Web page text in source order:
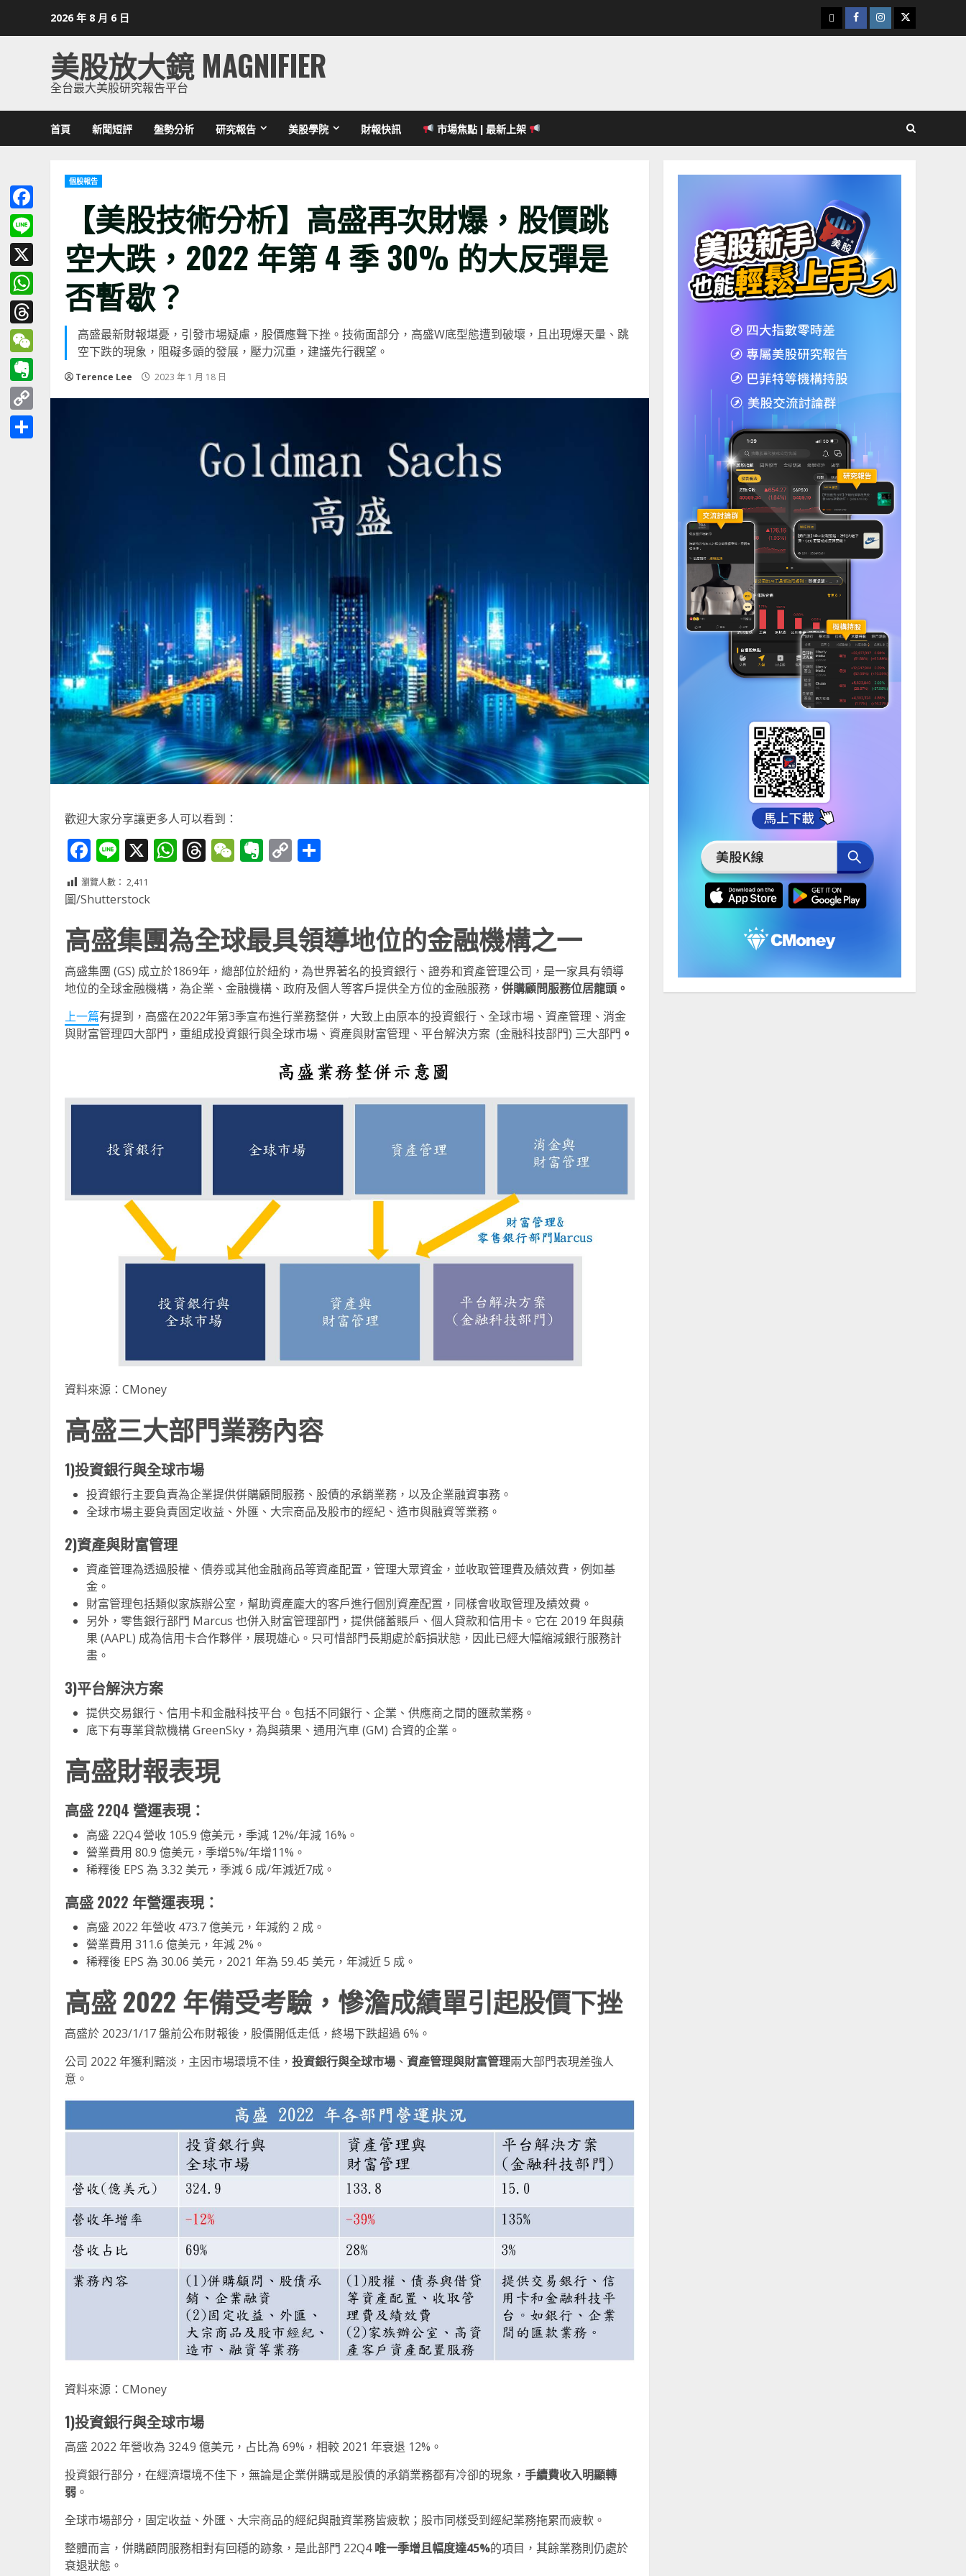
2026 年 8 月 6 日
下
載
Facebook
Instagram
Twitter
美股放大鏡 MAGNIFIER
全台最大美股研究報告平台
首頁 新聞短評 盤勢分析 研究報告 美股學院 財報快訊 市場焦點 | 最新上架
個股報告
【美股技術分析】高盛再次財爆，股價跳
空大跌，2022 年第 4 季 30% 的大反彈是
否暫歇？
高盛最新財報堪憂，引發市場疑慮，股價應聲下挫。技術面部分，高盛W底型態遭到破壞，且出現爆天量、跳
空下跌的現象，阻礙多頭的發展，壓力沉重，建議先行觀望。
Terence Lee 2023 年 1 月 18 日
歡迎大家分享讓更多人可以看到：
Facebook
Line
X WhatsApp
Threads
WeChat
Evernote
Copy
瀏覽人數： 2,411
圖/Shutterstock
高盛集團為全球最具領導地位的金融機構之一
高盛集團 (GS) 成立於1869年，總部位於紐約，為世界著名的投資銀行、證券和資產管理公司，是一家具有領導
地位的全球金融機構，為企業、金融機構、政府及個人等客戶提供全方位的金融服務， 併購顧問服務位居龍頭。
上一篇有提到，高盛在2022年第3季宣布進行業務整併，大致上由原本的投資銀行、全球市場、資產管理、消金
與財富管理四大部門，重組成投資銀行與全球市場、資產與財富管理、平台解決方案 (金融科技部門) 三大部門 。
資料來源：CMoney
高盛三大部門業務內容
1)投資銀行與全球市場
投資銀行主要負責為企業提供併購顧問服務、股債的承銷業務，以及企業融資事務。
全球市場主要負責固定收益、外匯、大宗商品及股市的經紀、造市與融資等業務。
2)資產與財富管理
資產管理為透過股權、債券或其他金融商品等資產配置，管理大眾資金，並收取管理費及績效費，例如基
金。
財富管理包括類似家族辦公室，幫助資產龐大的客戶進行個別資產配置，同樣會收取管理及績效費。
另外，零售銀行部門 Marcus 也併入財富管理部門，提供儲蓄賬戶、個人貸款和信用卡。它在 2019 年與蘋
果 (AAPL) 成為信用卡合作夥伴，展現雄心。只可惜部門長期處於虧損狀態，因此已經大幅縮減銀行服務計
畫。
3)平台解決方案
提供交易銀行、信用卡和金融科技平台。包括不同銀行、企業、供應商之間的匯款業務。
底下有專業貸款機構 GreenSky，為與蘋果、通用汽車 (GM) 合資的企業。
高盛財報表現
高盛 22Q4 營運表現：
高盛 22Q4 營收 105.9 億美元，季減 12%/年減 16%。
營業費用 80.9 億美元，季增5%/年增11%。
稀釋後 EPS 為 3.32 美元，季減 6 成/年減近7成。
高盛 2022 年營運表現：
高盛 2022 年營收 473.7 億美元，年減約 2 成。
營業費用 311.6 億美元，年減 2%。
稀釋後 EPS 為 30.06 美元，2021 年為 59.45 美元，年減近 5 成。
高盛 2022 年備受考驗，慘澹成績單引起股價下挫
高盛於 2023/1/17 盤前公布財報後，股價開低走低，終場下跌超過 6%。
公司 2022 年獲利黯淡，主因市場環境不佳， 投資銀行與全球市場 、 資產管理與財富管理兩大部門表現差強人
意。
資料來源：CMoney
1)投資銀行與全球市場
高盛 2022 年營收為 324.9 億美元，占比為 69%，相較 2021 年衰退 12%。
投資銀行部分，在經濟環境不佳下，無論是企業併購或是股債的承銷業務都有冷卻的現象， 手續費收入明顯轉
弱 。
全球市場部分，固定收益、外匯、大宗商品的經紀與融資業務皆疲軟；股市同樣受到經紀業務拖累而疲軟。
整體而言，併購顧問服務相對有回穩的跡象，是此部門 22Q4唯一季增且幅度達45%的項目，其餘業務則仍處於
衰退狀態。
Facebook
Line
X
WhatsApp
Threads
WeChat
Evernote
Copy